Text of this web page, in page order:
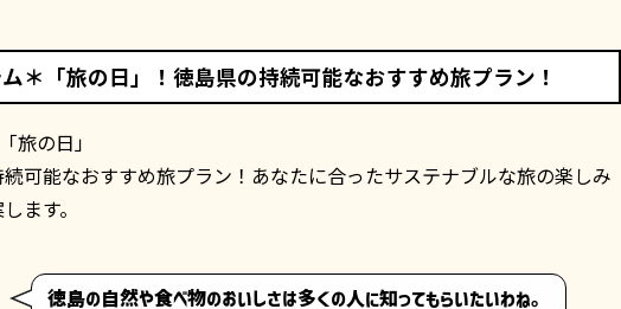
＊「旅の日」！徳島県の持続可能なおすすめ旅プラン！
旅の日」
可能なおすすめ旅プラン！あなたに合ったサステナブルな旅の楽しみ
ます。
徳島の自然や食べ物のおいしさは多くの人に知ってもらいたいわね。